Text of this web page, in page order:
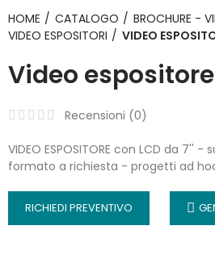
HOME CATALOGO
BROCHURE -
VIDEO ESPOSITORI
VIDEO
Video espositore
Recensioni (0)
VIDEO ESPOSITORE con LCD da 7''
formato a richiesta - progetti ad
RICHIEDI PREVENTIVO